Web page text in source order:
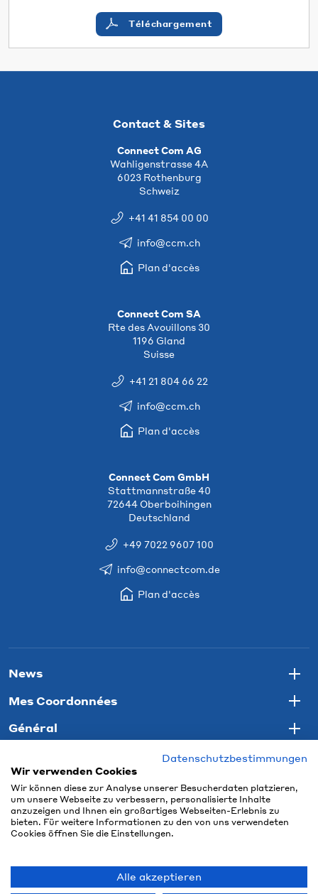
Téléchargement
Contact & Sites
Connect Com AG
Wahligenstrasse 4A
6023 Rothenburg
Schweiz
+41 41 854 00 00
info@ccm.ch
Plan d'accès
Connect Com SA
Rte des Avouillons 30
1196 Gland
Suisse
+41 21 804 66 22
info@ccm.ch
Plan d'accès
Connect Com GmbH
Stattmannstraße 40
72644 Oberboihingen
Deutschland
+49 7022 9607 100
info@connectcom.de
Plan d'accès
News
Mes Coordonnées
Général
Datenschutzbestimmungen
Wir verwenden Cookies
Wir können diese zur Analyse unserer Besucherdaten platzieren,
um unsere Webseite zu verbessern, personalisierte Inhalte
anzuzeigen und Ihnen ein großartiges Webseiten-Erlebnis zu
bieten. Für weitere Informationen zu den von uns verwendeten
Cookies öffnen Sie die Einstellungen.
Alle akzeptieren